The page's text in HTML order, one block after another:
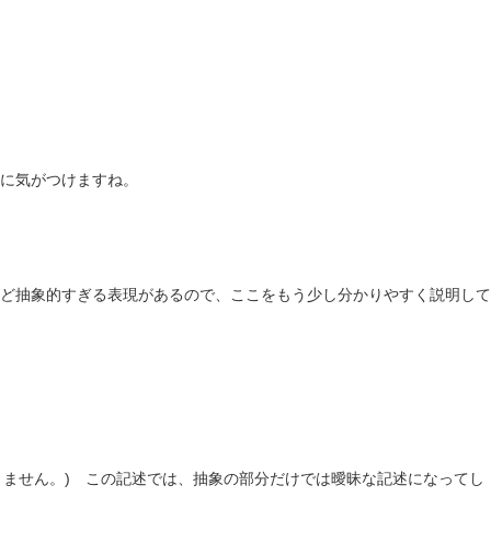
気がつけますね。
抽象的すぎる表現があるので、ここをもう少し分かりやすく説明して
せん。) この記述では、抽象の部分だけでは曖昧な記述になってし